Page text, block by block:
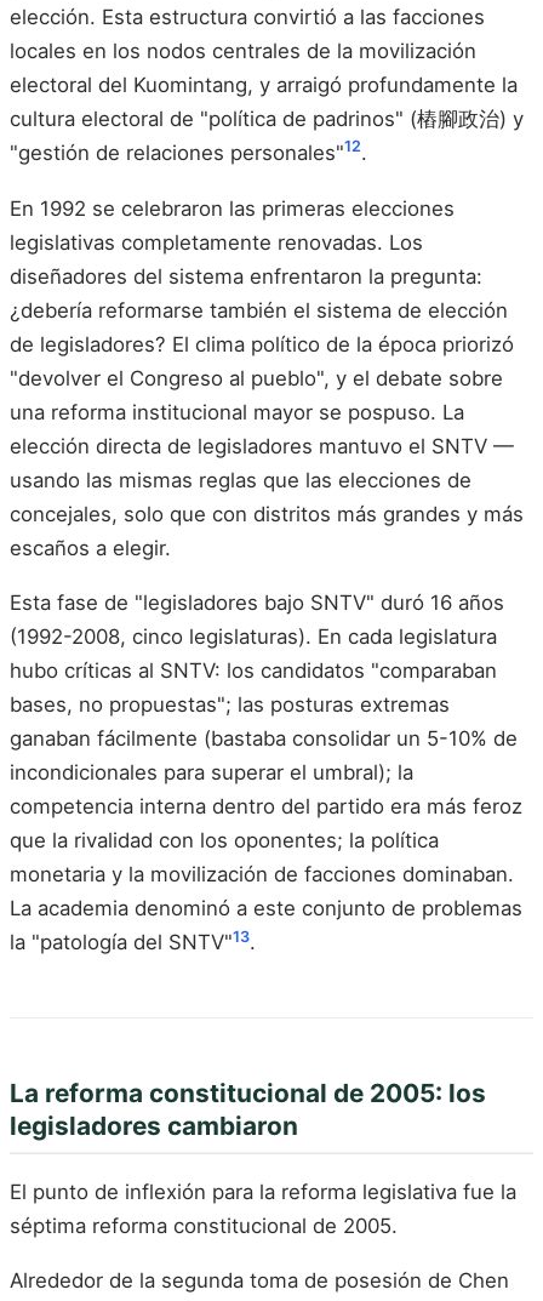
elección. Esta estructura convirtió a las facciones
locales en los nodos centrales de la movilización
electoral del Kuomintang, y arraigó profundamente la
cultura electoral de "política de padrinos" (樁腳政治) y
"gestión de relaciones personales"12.
En 1992 se celebraron las primeras elecciones
legislativas completamente renovadas. Los
diseñadores del sistema enfrentaron la pregunta:
¿debería reformarse también el sistema de elección
de legisladores? El clima político de la época priorizó
"devolver el Congreso al pueblo", y el debate sobre
una reforma institucional mayor se pospuso. La
elección directa de legisladores mantuvo el SNTV —
usando las mismas reglas que las elecciones de
concejales, solo que con distritos más grandes y más
escaños a elegir.
Esta fase de "legisladores bajo SNTV" duró 16 años
(1992-2008, cinco legislaturas). En cada legislatura
hubo críticas al SNTV: los candidatos "comparaban
bases, no propuestas"; las posturas extremas
ganaban fácilmente (bastaba consolidar un 5-10% de
incondicionales para superar el umbral); la
competencia interna dentro del partido era más feroz
que la rivalidad con los oponentes; la política
monetaria y la movilización de facciones dominaban.
La academia denominó a este conjunto de problemas
la "patología del SNTV"13.
La reforma constitucional de 2005: los
legisladores cambiaron
El punto de inflexión para la reforma legislativa fue la
séptima reforma constitucional de 2005.
Alrededor de la segunda toma de posesión de Chen